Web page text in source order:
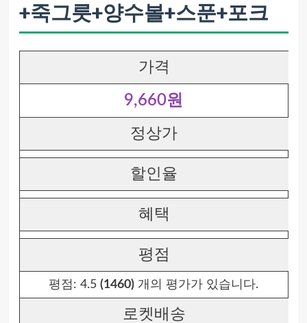
+죽그릇+양수볼+스푼+포크
가격
9,660원
정상가
할인율
혜택
평점
평점: 4.5 (1460) 개의 평가가 있습니다.
로켓배송